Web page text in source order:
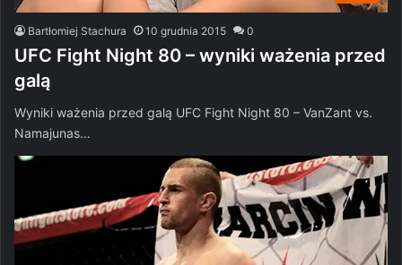
Bartłomiej Stachura 10 grudnia 2015 0
UFC Fight Night 80 – wyniki ważenia przed
galą
Wyniki ważenia przed galą UFC Fight Night 80 – VanZant vs.
Namajunas…